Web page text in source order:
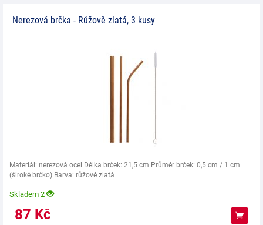
Nerezová brčka - Růžově zlatá, 3 kusy
Materiál: nerezová ocel Délka brček: 21,5 cm Průměr brček: 0,5 cm / 1 cm
(široké brčko) Barva: růžově zlatá
Skladem 2
87 Kč